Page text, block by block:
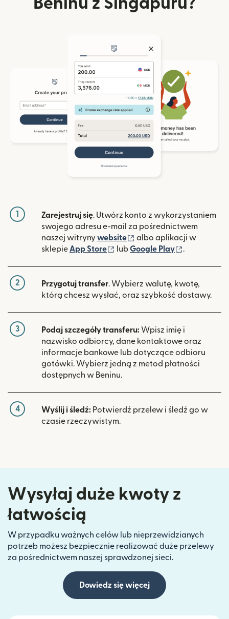
Beninu z Singapuru?
1 Zarejestruj się. Utwórz konto z wykorzystaniem
swojego adresu e-mail za pośrednictwem
naszej witryny website (otwiera się w nowym
albo aplikacji w
sklepieApp Store (otwiera się w nowym oknie)
lubGoogle Play (otwiera się
.
2 Przygotuj transfer. Wybierz walutę, kwotę,
którą chcesz wysłać, oraz szybkość dostawy.
3 Podaj szczegóły transferu: Wpisz imię i
nazwisko odbiorcy, dane kontaktowe oraz
informacje bankowe lub dotyczące odbioru
gotówki. Wybierz jedną z metod płatności
dostępnych w Beninu.
4 Wyślij i śledź: Potwierdź przelew i śledź go w
czasie rzeczywistym.
Wysyłaj duże kwoty z
łatwością
W przypadku ważnych celów lub nieprzewidzianych
potrzeb możesz bezpiecznie realizować duże przelewy
za pośrednictwem naszej sprawdzonej sieci.
Dowiedz się więcej